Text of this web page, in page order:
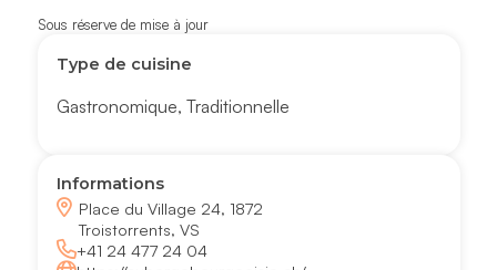
Sous réserve de mise à jour
Type de cuisine
Gastronomique,Traditionnelle
Informations
Place du Village 24, 1872
Troistorrents, VS
+41 24 477 24 04